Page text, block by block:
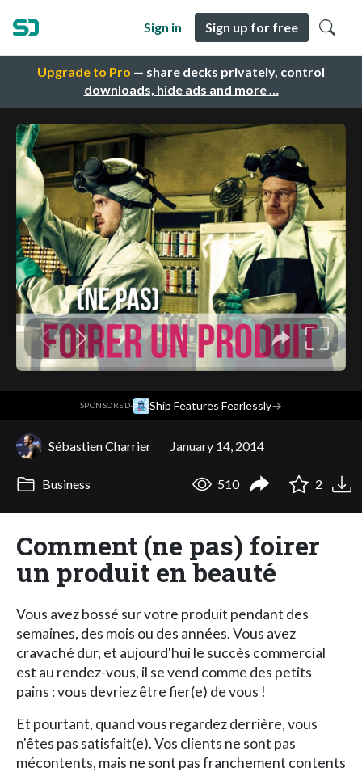
Upgrade to Pro — share decks privately, control
downloads, hide ads and more …
Sign in Sign up for free
SPONSORED· Ship Features Fearlessly→
Sébastien Charrier January 14, 2014
Business 510 2
Comment (ne pas) foirer
un produit en beauté
Vous avez bossé sur votre produit pendant des
semaines, des mois ou des années. Vous avez
cravaché dur, et aujourd'hui le succès commercial
est au rendez-vous, il se vend comme des petits
pains : vous devriez être fier(e) de vous !
Et pourtant, quand vous regardez derrière, vous
n'êtes pas satisfait(e). Vos clients ne sont pas
mécontents, mais ne sont pas franchement contents